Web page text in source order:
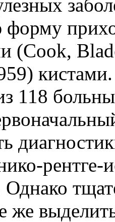
форму
(Cook,
118
рентге-
Однако
же